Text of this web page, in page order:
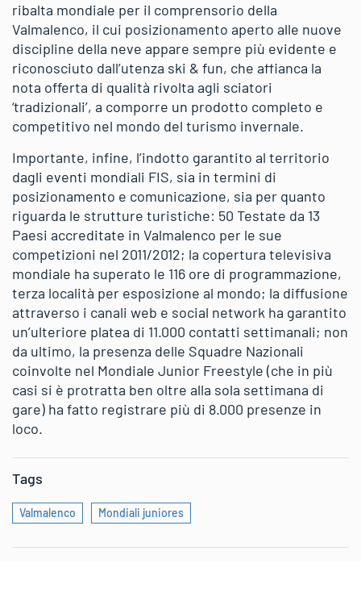
ribalta mondiale per il comprensorio della
Valmalenco, il cui posizionamento aperto alle nuove
discipline della neve appare sempre più evidente e
riconosciuto dall’utenza ski & fun, che affianca la
nota offerta di qualità rivolta agli sciatori
‘tradizionali’, a comporre un prodotto completo e
competitivo nel mondo del turismo invernale.
Importante, infine, l’indotto garantito al territorio
dagli eventi mondiali FIS, sia in termini di
posizionamento e comunicazione, sia per quanto
riguarda le strutture turistiche: 50 Testate da 13
Paesi accreditate in Valmalenco per le sue
competizioni nel 2011/2012; la copertura televisiva
mondiale ha superato le 116 ore di programmazione,
terza località per esposizione al mondo; la diffusione
attraverso i canali web e social network ha garantito
un’ulteriore platea di 11.000 contatti settimanali; non
da ultimo, la presenza delle Squadre Nazionali
coinvolte nel Mondiale Junior Freestyle (che in più
casi si è protratta ben oltre alla sola settimana di
gare) ha fatto registrare più di 8.000 presenze in
loco.
Tags
Valmalenco Mondiali juniores